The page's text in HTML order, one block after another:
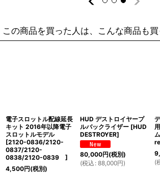
この商品を買った人は、こんな商品も
電子スロットル配線延長
キット 2016年以降電子
スロットルモデル
[2120-0836/2120-
0837/2120-
0838/2120-0839 ]
4,500円(税別)
HUD デストロイヤープ
ルバックライザー [HUD
DESTROYER]
80,000円(税別)
(税込 : 88,000円)
ム
(